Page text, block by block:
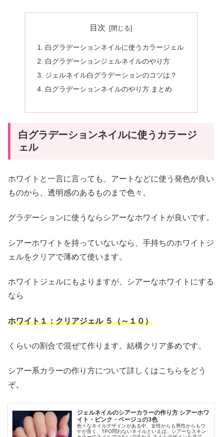
目次
白グラデーションネイルに使うカラージェル
白グラデーションジェルネイルのやり方
ジェルネイル白グラデーションのコツは？
白グラデーションネイルのやり方 まとめ
白グラデーションネイルに使うカラージ
ェル
ホワイトと一言に言っても、アートなどに使う発色が良い
ものから、透明感のあるものまで色々。
グラデーションに使うならシアーなホワイトが良いです。
シアーホワイトを持っていないなら、手持ちのホワイトジ
ェルをクリアで薄めて使います。
ホワイトジェルにもよりますが、シアーなホワイトにする
なら
ホワイト１：クリアジェル ５（～１０）
くらいの割合で混ぜて作ります。結構クリア多めです。
シアー系カラーの作り方について詳しくはこちらをどう
ぞ。
ジェルネイルのシアーカラーの作り方 シアーホワ
イト・ピンク・ベージュの3色
色々なネイルデザインがある中、女性からも男性からもウ
ケが良く、TPO問わないネイルといえば、シアーなスキン